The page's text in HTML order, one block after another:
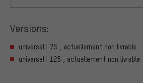
Versions:
universal | 75 , actuellement non livrable
universal | 125 , actuellement non livrable